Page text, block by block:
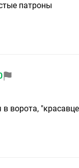
патроны
ворота,